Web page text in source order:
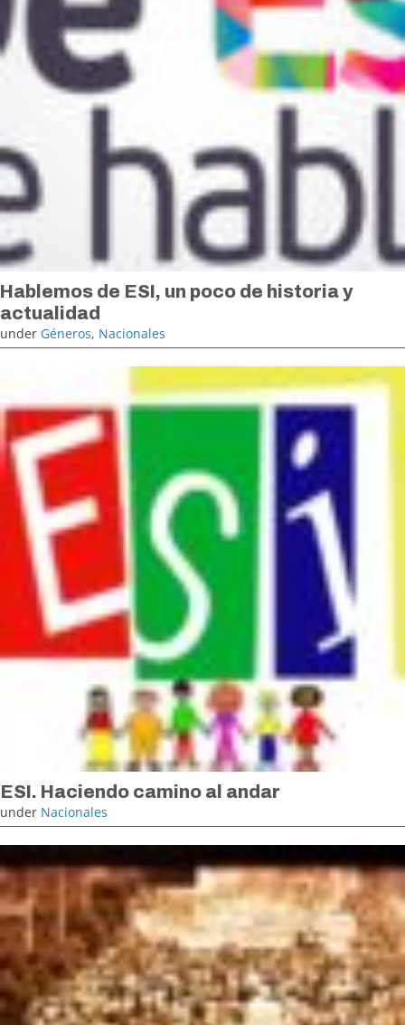
Hablemos de ESI, un poco de historia y
actualidad
under Géneros, Nacionales
ESI. Haciendo camino al andar
under Nacionales